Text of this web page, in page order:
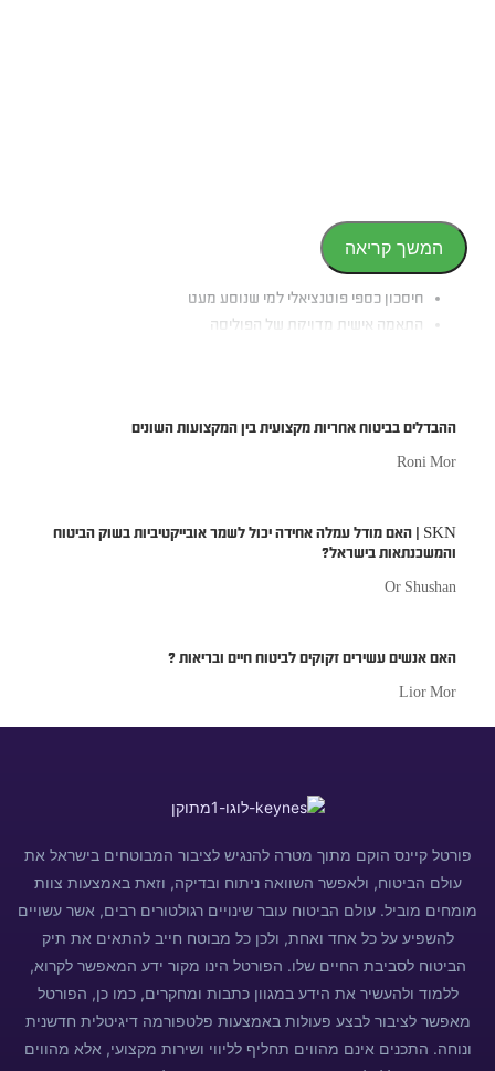
המשך קריאה
חיסכון כספי פוטנציאלי למי שנוסע מעט
התאמה אישית מדויקת של הפוליסה
ההבדלים בביטוח אחריות מקצועית בין המקצועות השונים
Roni Mor
SKN | האם מודל עמלה אחידה יכול לשמר אובייקטיביות בשוק הביטוח
והמשכנתאות בישראל?
Or Shushan
האם אנשים עשירים זקוקים לביטוח חיים ובריאות ?
Lior Mor
פורטל קיינס הוקם מתוך מטרה להנגיש לציבור המבוטחים בישראל את
עולם הביטוח, ולאפשר השוואה ניתוח ובדיקה, וזאת באמצעות צוות
מומחים מוביל. עולם הביטוח עובר שינויים רגולטורים רבים, אשר עשויים
להשפיע על כל אחד ואחת, ולכן כל מבוטח חייב להתאים את תיק
הביטוח לסביבת החיים שלו. הפורטל הינו מקור ידע המאפשר לקרוא,
ללמוד ולהעשיר את הידע במגוון כתבות ומחקרים, כמו כן, הפורטל
מאפשר לציבור לבצע פעולות באמצעות פלטפורמה דיגיטלית חדשנית
ונוחה. התכנים אינם מהווים תחליף לליווי ושירות מקצועי, אלא מהווים